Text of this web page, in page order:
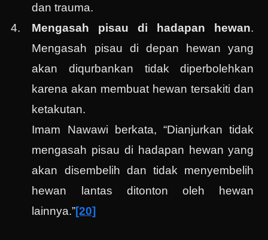
dan trauma.
Mengasah pisau di hadapan hewan.
Mengasah pisau di depan hewan yang
akan diqurbankan tidak diperbolehkan
karena akan membuat hewan tersakiti dan
ketakutan.
Imam Nawawi berkata, “Dianjurkan tidak
mengasah pisau di hadapan hewan yang
akan disembelih dan tidak menyembelih
hewan lantas ditonton oleh hewan
lainnya.”[20]